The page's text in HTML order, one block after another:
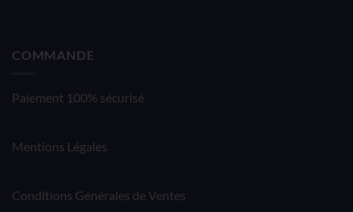
COMMANDE
Paiement 100% sécurisé
Mentions Légales
Conditions Générales de Ventes